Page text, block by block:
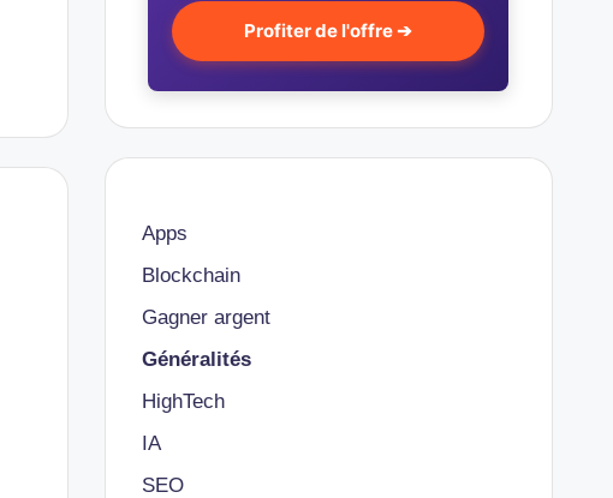
Profiter de l'offre ➔
Apps
Blockchain
Gagner argent
Généralités
HighTech
IA
SEO